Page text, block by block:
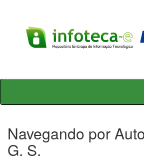
Skip
Navegando por
G. S.